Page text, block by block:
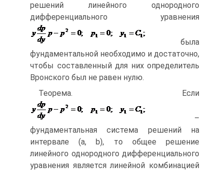
решений линейного однородного
дифференциального уравнения
была
фундаментальной необходимо и достаточно,
чтобы составленный для них определитель
Вронского был не равен нулю.
Теорема. Если
–
фундаментальная система решений на
интервале (a, b), то общее решение
линейного однородного дифференциального
уравнения является линейной комбинацией